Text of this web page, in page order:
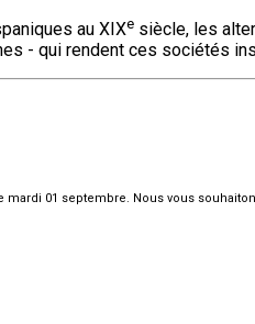
au XIXe siècle, les
- qui rendent ces sociétés
01 septembre. Nous vous